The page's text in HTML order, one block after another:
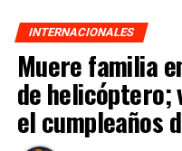
INTERNACIONALES
Muere familia
de helicóptero;
el cumpleaños